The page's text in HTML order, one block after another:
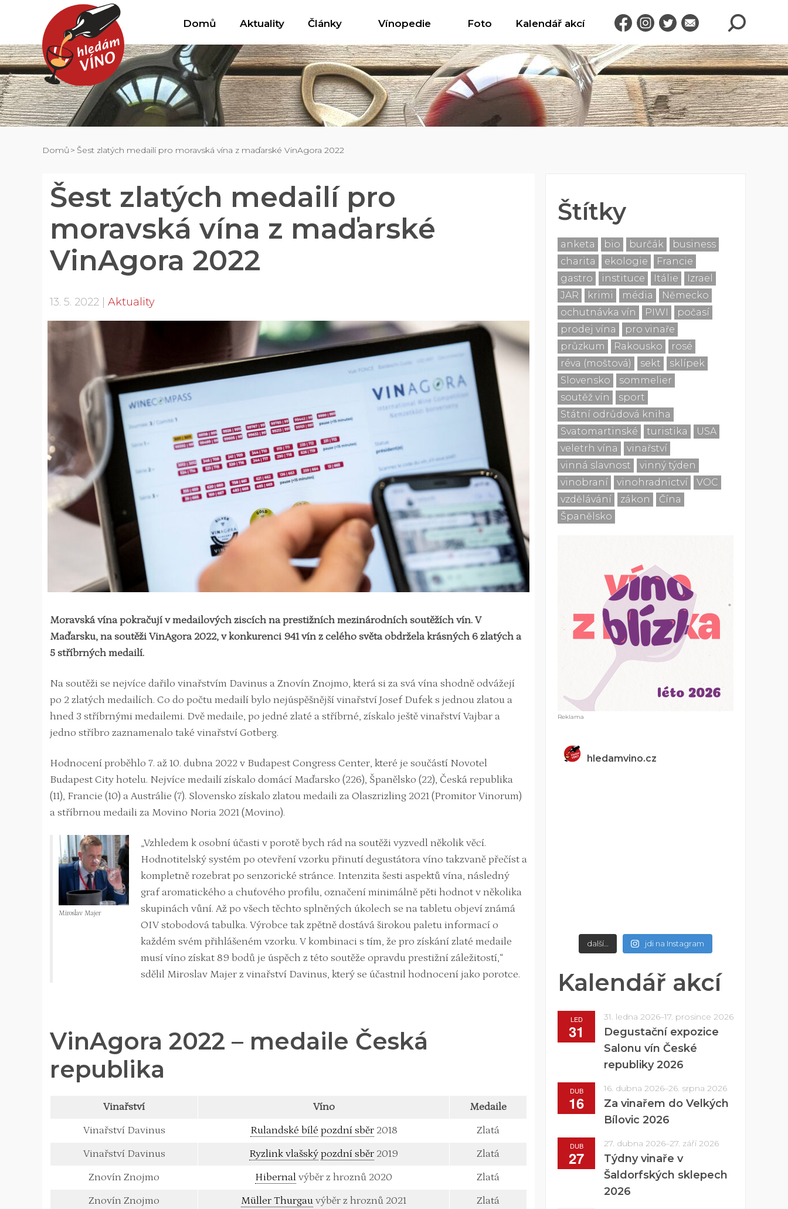
Domů Aktuality Články Vínopedie Foto Kalendář akcí
Domů Šest zlatých medailí pro moravská vína z maďarské VinAgora 2022
Šest zlatých medailí pro
moravská vína z maďarské
VinAgora 2022
13. 5. 2022 Aktuality
Moravská vína pokračují v medailových ziscích na prestižních mezinárodních soutěžích vín. V
Maďarsku, na soutěži VinAgora 2022, v konkurenci 941 vín z celého světa obdržela krásných 6 zlatých a
5 stříbrných medailí.
Na soutěži se nejvíce dařilo vinařstvím Davinus a Znovín Znojmo, která si za svá vína shodně odvážejí
po 2 zlatých medailích. Co do počtu medailí bylo nejúspěšnější vinařství Josef Dufek s jednou zlatou a
hned 3 stříbrnými medailemi. Dvě medaile, po jedné zlaté a stříbrné, získalo ještě vinařství Vajbar a
jedno stříbro zaznamenalo také vinařství Gotberg.
Hodnocení proběhlo 7. až 10. dubna 2022 v Budapest Congress Center, které je součástí Novotel
Budapest City hotelu. Nejvíce medailí získalo domácí Maďarsko (226), Španělsko (22), Česká republika
(11), Francie (10) a Austrálie (7). Slovensko získalo zlatou medaili za Olaszrizling 2021 (Promitor Vinorum)
a stříbrnou medaili za Movino Noria 2021 (Movino).
Miroslav Majer
„Vzhledem k osobní účasti v porotě bych rád na soutěži vyzvedl několik věcí.
Hodnotitelský systém po otevření vzorku přinutí degustátora víno takzvaně přečíst a
kompletně rozebrat po senzorické stránce. Intenzita šesti aspektů vína, následný
graf aromatického a chuťového profilu, označení minimálně pěti hodnot v několika
skupinách vůní. Až po všech těchto splněných úkolech se na tabletu objeví známá
OIV stobodová tabulka. Výrobce tak zpětně dostává širokou paletu informací o
každém svém přihlášeném vzorku. V kombinaci s tím, že pro získání zlaté medaile
musí víno získat 89 bodů je úspěch z této soutěže opravdu prestižní záležitostí,“
sdělil Miroslav Majer z vinařství Davinus, který se účastnil hodnocení jako porotce.
VinAgora 2022 – medaile Česká
republika
Vinařství Víno
Medaile
Vinařství Davinus
Rulandské bílé pozdní sběr2018
Zlatá
Vinařství Davinus
Ryzlink vlašský pozdní sběr 2019
Zlatá
Znovín Znojmo
Hibernal výběr z hroznů 2020
Zlatá
Znovín Znojmo
Müller Thurgau výběr z hroznů 2021
Zlatá
Štítky
anketa bio burčák
business
charita
ekologie
Francie
gastro
instituce Itálie
Izrael
JAR
krimi média
Německo
ochutnávka vín
PIWI
počasí
prodej vína
pro vinaře
průzkum
Rakousko
rosé
réva (moštová)
sekt
sklípek
Slovensko
sommelier
soutěž vín
sport
Státní odrůdová kniha
Svatomartinské
turistika
USA
veletrh vína
vinařství
vinná slavnost
vinný týden
vinobraní
vinohradnictví
VOC
vzdělávání
zákon
Čína
Španělsko
hledamvino.cz
další… jdi na Instagram
Kalendář akcí
LED
31
31. ledna 2026–17. prosince 2026
Degustační expozice
Salonu vín České
republiky 2026
DUB
16
16. dubna 2026–26. srpna 2026
Za vinařem do Velkých
Bílovic 2026
DUB
27
27. dubna 2026–27. září 2026
Týdny vinaře v
Šaldorfských sklepech
2026